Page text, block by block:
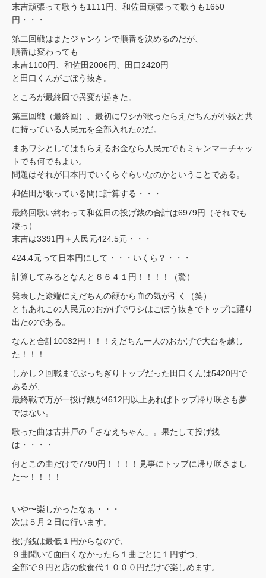
末吉頑張って歌うも1111円、和佐田頑張って歌うも1650
円・・・
第二回戦はまたジャンケンで順番を決めるのだが、
順番は変わっても
末吉1100円、和佐田2006円、田口2420円
と田口くんがごぼう抜き。
ところが最終回で異変が起きた。
第三回戦（最終回）、最初にワシが歌ったら えだちんが小銭と共
に持っている人民元を全部入れたのだ。
まあワシとしてはもらえるお金なら人民元でもミャンマーチャッ
トでも何でもよい。
問題はそれが日本円でいくらぐらいなのかということである。
和佐田が歌っている間に計算する・・・
最終回歌い終わって和佐田の投げ銭の合計は6979円（それでも
凄っ）
末吉は3391円＋人民元424.5元・・・
424.4元って日本円にして・・・いくら？・・・
計算してみるとなんと６６４１円！！！！（驚）
発表した途端にえだちんの顔から血の気が引く（笑）
ともあれこの人民元のおかげでワシはごぼう抜きでトップに躍り
出たのである。
なんと合計10032円！！！えだちん一人のおかげで大台を越し
た！！！
しかし２回戦までぶっちぎりトップだった田口くんは5420円で
あるが、
最終戦で万が一投げ銭が4612円以上あればトップ帰り咲きも夢
ではない。
歌った曲は古井戸の「さなえちゃん」。果たして投げ銭
は・・・・
何とこの曲だけで7790円！！！！見事にトップに帰り咲きまし
た〜！！！！
いや〜楽しかったなぁ・・・
次は５月２日に行います。
投げ銭は最低１円からなので、
９曲聞いて面白くなかったら１曲ごとに１円ずつ、
全部で９円と店の飲食代１０００円だけで楽しめます。